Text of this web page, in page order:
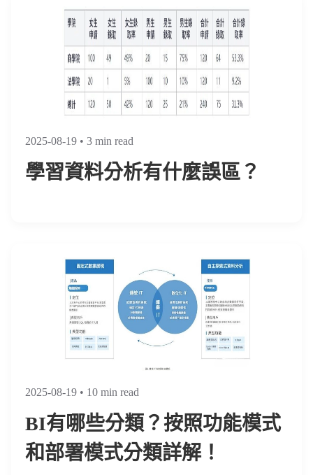
2025-08-19 • 3 min read
學習資料分析有什麼誤區？
2025-08-19 • 10 min read
BI有哪些分類？按照功能模式
和部署模式分類詳解！